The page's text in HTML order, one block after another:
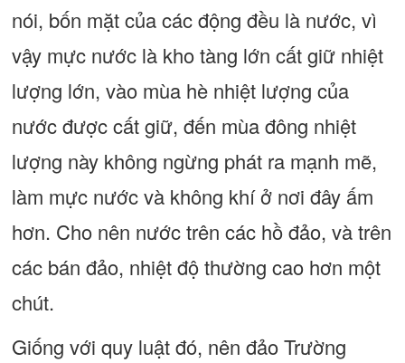
nói, bốn mặt của các động đều là nước, vì
vậy mực nước là kho tàng lớn cất giữ nhiệt
lượng lớn, vào mùa hè nhiệt lượng của
nước được cất giữ, đến mùa đông nhiệt
lượng này không ngừng phát ra mạnh mẽ,
làm mực nước và không khí ở nơi đây ấm
hơn. Cho nên nước trên các hồ đảo, và trên
các bán đảo, nhiệt độ thường cao hơn một
chút.
Giống với quy luật đó, nên đảo Trường